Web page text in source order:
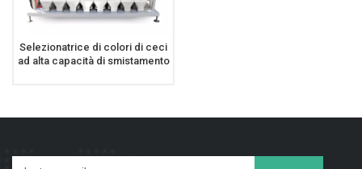
Selezionatrice di colori di ceci
ad alta capacità di smistamento